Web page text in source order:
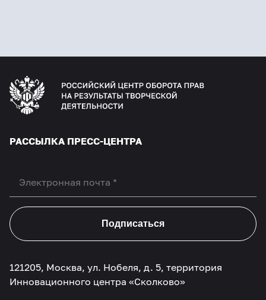
РАССЫЛКА ПРЕСС-ЦЕНТРА
Подписаться
121205, Москва, ул. Нобеля, д. 5, территория
Инновационного центра «Сколково»